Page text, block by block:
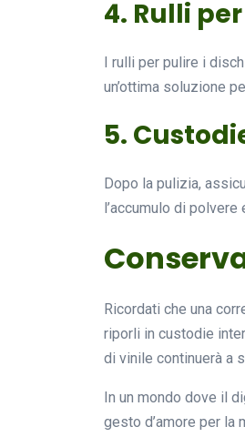
4. Rulli
I rulli per pulire i
un’ottima soluzione
5.
Dopo la pulizia,
l’accumulo di
Ricordati che una
riporli in custodie
di vinile continuerà a
In un mondo dove il
gesto d’amore per